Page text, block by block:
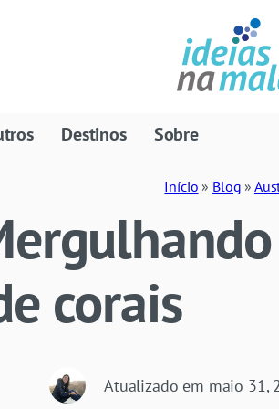
Destinos Sobre
Início » Blog »
corais
Atualizado em maio 31,